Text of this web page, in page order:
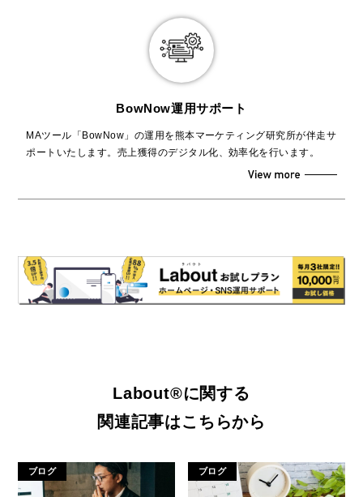
BowNow運用サポート
MAツール「BowNow」の運用を熊本マーケティング研究所が伴走サ
ポートいたします。売上獲得のデジタル化、効率化を行います。
Labout®に関する
関連記事はこちらから
ブログ ブログ